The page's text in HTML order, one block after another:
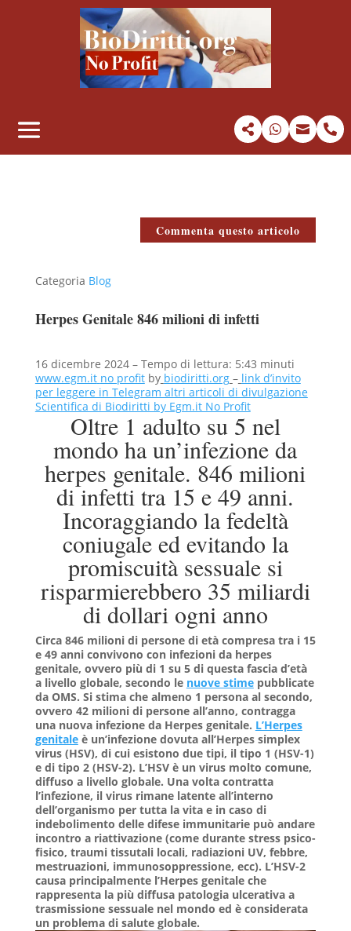
   
Commenta questo articolo
Categoria Blog
Herpes Genitale 846 milioni di infetti
16 dicembre 2024 – Tempo di lettura: 5:43 minuti
www.egm.it no profit by biodiritti.org – link d’invito
per leggere in Telegram altri articoli di divulgazione
Scientifica di Biodiritti by Egm.it No Profit
Oltre 1 adulto su 5 nel
mondo ha un’infezione da
herpes genitale. 846 milioni
di infetti tra 15 e 49 anni.
Incoraggiando la fedeltà
coniugale ed evitando la
promiscuità sessuale si
risparmierebbero 35 miliardi
di dollari ogni anno
Circa 846 milioni di persone di età compresa tra i 15
e 49 anni convivono con infezioni da herpes
genitale, ovvero più di 1 su 5 di questa fascia d’età
a livello globale, secondo le nuove stimepubblicate
da OMS. Si stima che almeno 1 persona al secondo,
ovvero 42 milioni di persone all’anno, contragga
una nuova infezione da Herpes genitale. L’Herpes
genitaleè un’infezione dovuta all’Herpes simplex
virus (HSV), di cui esistono due tipi, il tipo 1 (HSV-1)
e di tipo 2 (HSV-2). L’HSV è un virus molto comune,
diffuso a livello globale. Una volta contratta
l’infezione, il virus rimane latente all’interno
dell’organismo per tutta la vita e in caso di
indebolimento delle difese immunitarie può andare
incontro a riattivazione (come durante stress psico-
fisico, traumi tissutali locali, radiazioni UV, febbre,
mestruazioni, immunosoppressione, ecc). L’HSV-2
causa principalmente l’Herpes genitale che
rappresenta la più diffusa patologia ulcerativa a
trasmissione sessuale nel mondo ed è considerata
un problema di salute globale.